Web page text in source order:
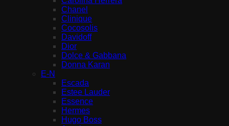
Chanel
Clinique
Cocosolis
Davidoff
Dior
Dolce & Gabbana
Donna Karan
E-N
Escada
Estee Lauder
Essence
Hermes
Hugo Boss